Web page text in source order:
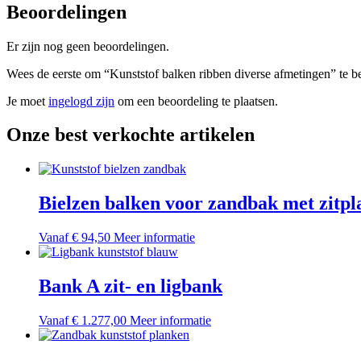
Beoordelingen
Er zijn nog geen beoordelingen.
Wees de eerste om “Kunststof balken ribben diverse afmetingen” te
Je moet ingelogd zijn om een beoordeling te plaatsen.
Onze best verkochte artikelen
Bielzen balken voor zandbak met
Vanaf € 94,50 Meer informatieDit
meerdere
variaties.
optie
Bank A zit- en ligbank
Vanaf € 1.277,00 Meer informatieDit